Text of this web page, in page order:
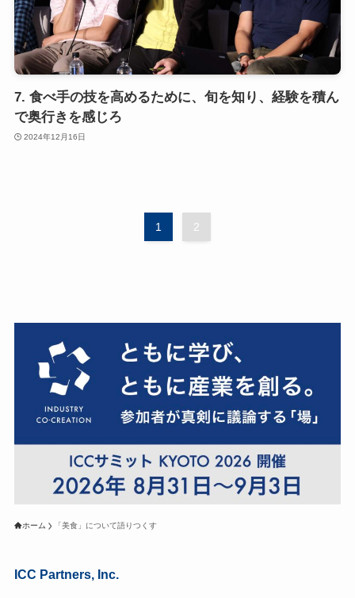
7. 食べ手の技を高めるために、旬を知り、経験を積ん
で奥行きを感じろ
2024年12月16日
1 2
ホーム 「美食」について語りつくす
ICC Partners, Inc.